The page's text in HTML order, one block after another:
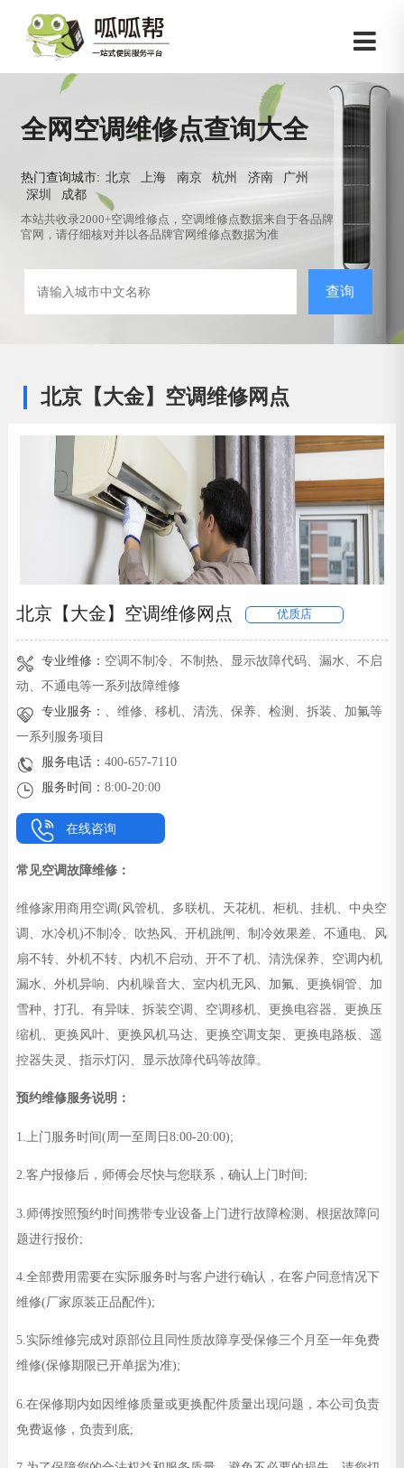
全网空调维修点查询大全
热门查询城市: 北京 上海 南京 杭州 济南
广州
深圳
成都
本站共收录2000+空调维修点，空调维修点数据来自于各品牌
官网，请仔细核对并以各品牌官网维修点数据为准
查询
北京【大金】空调维修网点
北京【大金】空调维修网点 优质店
专业维修： 空调不制冷、不制热、显示故障代码、漏水、不启
动、不通电等一系列故障维修
专业服务： 、维修、移机、清洗、保养、检测、拆装、加氟等
一系列服务项目
服务电话：400-657-7110
服务时间：8:00-20:00
在线咨询
常见空调故障维修：
维修家用商用空调(风管机、多联机、天花机、柜机、挂机、中央空
调、水冷机)不制冷、吹热风、开机跳闸、制冷效果差、不通电、风
扇不转、外机不转、内机不启动、开不了机、清洗保养、空调内机
漏水、外机异响、内机噪音大、室内机无风、加氟、更换铜管、加
雪种、打孔、有异味、拆装空调、空调移机、更换电容器、更换压
缩机、更换风叶、更换风机马达、更换空调支架、更换电路板、遥
控器失灵、指示灯闪、显示故障代码等故障。
预约维修服务说明：
1.上门服务时间(周一至周日8:00-20:00);
2.客户报修后，师傅会尽快与您联系，确认上门时间;
3.师傅按照预约时间携带专业设备上门进行故障检测、根据故障问
题进行报价;
4.全部费用需要在实际服务时与客户进行确认，在客户同意情况下
维修(厂家原装正品配件);
5.实际维修完成对原部位且同性质故障享受保修三个月至一年免费
维修(保修期限已开单据为准);
6.在保修期内如因维修质量或更换配件质量出现问题，本公司负责
免费返修，负责到底;